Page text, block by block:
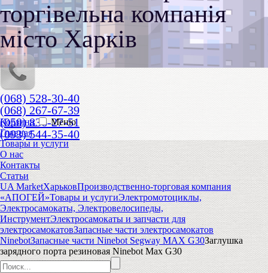
торгівельна компанія
місто Харків
(068) 528-30-40
(068) 267-67-39
(050) 836-27-51
(093) 544-35-40
Корзина
Меню
Главная
Товары и услуги
О нас
Контакты
Статьи
UA MarketХарьковПроизводственно-торговая компания
«АПОГЕЙ»Товары и услугиЭлектромотоциклы,
Электросамокаты, Электровелосипеды,
ИнструментЭлектросамокаты и запчасти для
электросамокатовЗапасные части электросамокатов
NinebotЗапасные части Ninebot Segway MAX G30Заглушка
зарядного порта резиновая Ninebot Max G30